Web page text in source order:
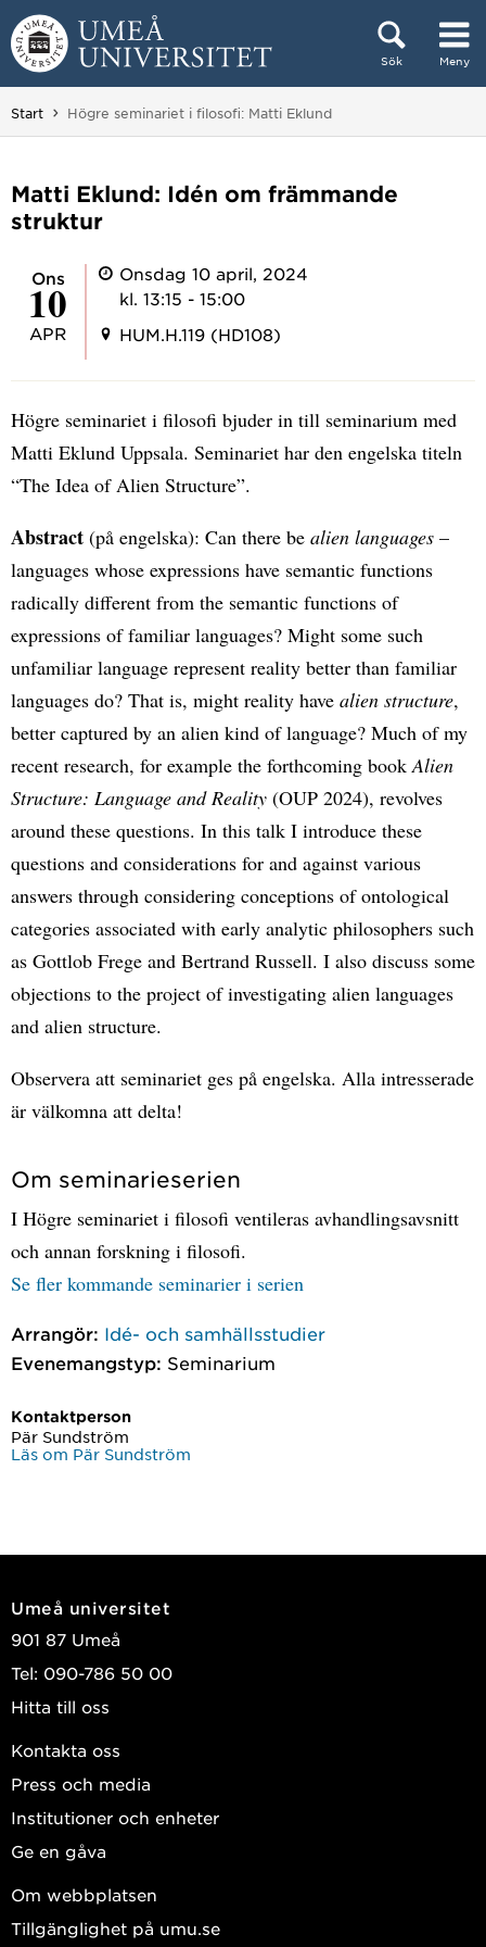
Hoppa direkt till innehållet
Sök Meny
Huvudmenyn dold.
Start Du är här:
Högre seminariet i filosofi: Matti Eklund
Matti Eklund: Idén om främmande
struktur
ons
10
APR
Onsdag 10 april, 2024
kl. 13:15 - 15:00
HUM.H.119 (HD108)
Högre seminariet i filosofi bjuder in till seminarium med
Matti Eklund Uppsala. Seminariet har den engelska titeln
“The Idea of Alien Structure”.
Abstract (på engelska): Can there be alien languages –
languages whose expressions have semantic functions
radically different from the semantic functions of
expressions of familiar languages? Might some such
unfamiliar language represent reality better than familiar
languages do? That is, might reality have alien structure,
better captured by an alien kind of language? Much of my
recent research, for example the forthcoming book Alien
Structure: Language and Reality (OUP 2024), revolves
around these questions. In this talk I introduce these
questions and considerations for and against various
answers through considering conceptions of ontological
categories associated with early analytic philosophers such
as Gottlob Frege and Bertrand Russell. I also discuss some
objections to the project of investigating alien languages
and alien structure.
Observera att seminariet ges på engelska. Alla intresserade
är välkomna att delta!
Om seminarieserien
I Högre seminariet i filosofi ventileras avhandlingsavsnitt
och annan forskning i filosofi.
Se fler kommande seminarier i serien
Arrangör: Idé- och samhällsstudier
Evenemangstyp: Seminarium
Kontaktperson
Pär Sundström
Läs om Pär Sundström
Umeå universitet
901 87 Umeå
Tel: 090-786 50 00
Hitta till oss
Kontakta oss
Press och media
Institutioner och enheter
Ge en gåva
Om webbplatsen
Tillgänglighet på umu.se